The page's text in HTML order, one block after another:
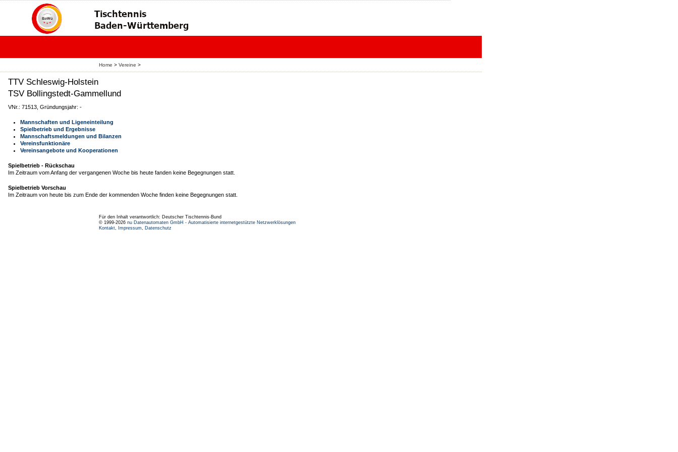
Home > Vereine >
TTV Schleswig-Holstein
TSV Bollingstedt-Gammellund
VNr.: 71513, Gründungsjahr: -
Mannschaften und Ligeneinteilung
Spielbetrieb und Ergebnisse
Mannschaftsmeldungen und Bilanzen
Vereinsfunktionäre
Vereinsangebote und Kooperationen
Spielbetrieb - Rückschau
Im Zeitraum vom Anfang der vergangenen Woche bis heute fanden keine Begegnungen statt.
Spielbetrieb Vorschau
Im Zeitraum von heute bis zum Ende der kommenden Woche finden keine Begegnungen statt.
Für den Inhalt verantwortlich: Deutscher Tischtennis-Bund
© 1999-2026 nu Datenautomaten GmbH - Automatisierte internetgestützte Netzwerklösungen
Kontakt, Impressum, Datenschutz